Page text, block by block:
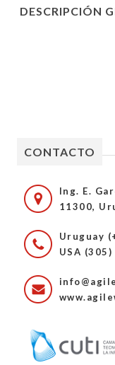
DESCRIPCIÓN
CONTACTO
Ing. E.
11300,
Uruguay
USA